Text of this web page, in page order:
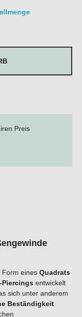
Wert ein oder
Preis
Form eines Quadrats
Piercings entwickelt
sich unter anderem
Beständigkeit